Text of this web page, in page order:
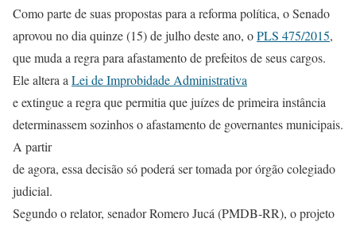
Como parte de suas propostas para a reforma política, o Senado
aprovou no dia quinze (15) de julho deste ano, oPLS 475/2015,
que muda a regra para afastamento de prefeitos de seus cargos.
Ele altera a Lei de Improbidade Administrativa
e extingue a regra que permitia que juízes de primeira instância
determinassem sozinhos o afastamento de governantes municipais.
A partir
de agora, essa decisão só poderá ser tomada por órgão colegiado
judicial.
Segundo o relator, senador Romero Jucá (PMDB-RR), o projeto